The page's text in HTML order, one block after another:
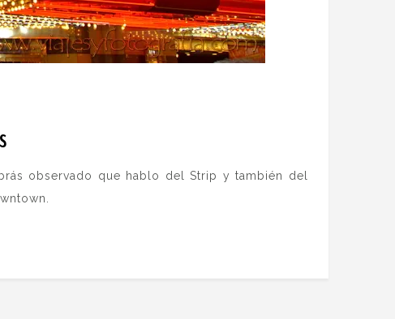
observado que hablo del Strip y también del